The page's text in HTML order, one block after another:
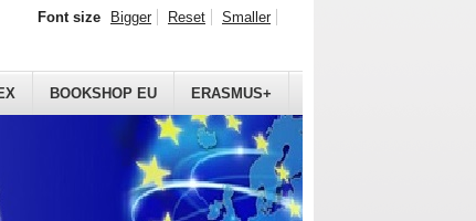
BOOKSHOP EU ERASMUS+
Font size Bigger Reset Smaller